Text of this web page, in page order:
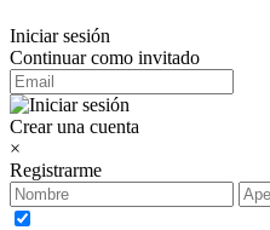
Iniciar sesión
Continuar como invitado
Crear una cuenta
×
Registrarme